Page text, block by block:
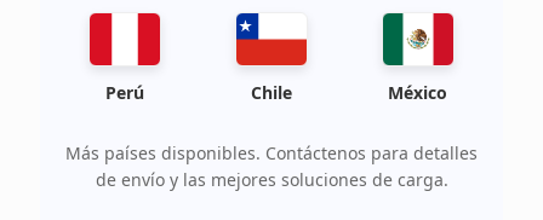
Perú Chile México
Más países disponibles. Contáctenos para detalles
de envío y las mejores soluciones de carga.